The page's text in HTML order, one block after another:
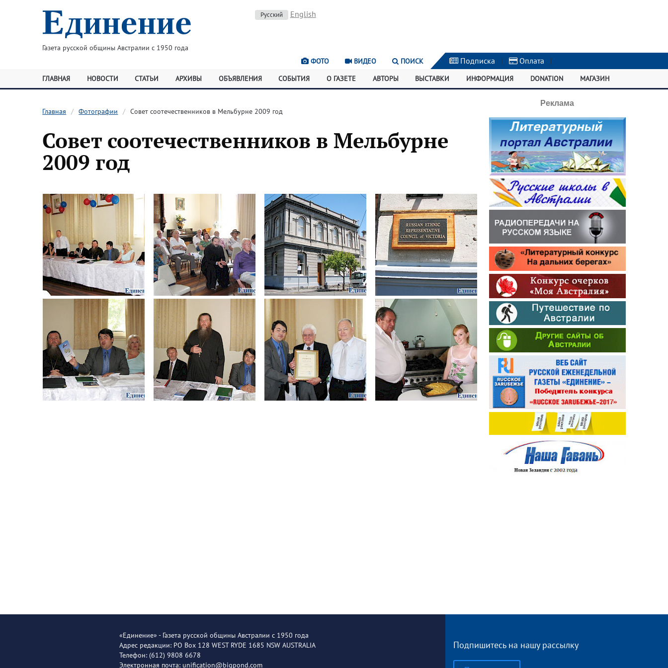
Газета русской общины Австралии с 1950 года
Русский English
ФОТО ВИДЕО ПОИСК Подписка | Оплата |
ГЛАВНАЯ НОВОСТИ СТАТЬИ АРХИВЫ ОБЪЯВЛЕНИЯ СОБЫТИЯ О ГАЗЕТЕ АВТОРЫ ВЫСТАВКИ ИНФОРМАЦИЯ DONATION МАГАЗИН
Главная Фотографии Совет соотечественников в Мельбурне 2009 год
Совет соотечественников в Мельбурне
2009 год
Реклама
«Единение» - Газета русской общины Австралии с 1950 года
Адрес редакции: PO Box 128 WEST RYDE 1685 NSW AUSTRALIA
Телефон: (612) 9808 6678
Электронная почта: unification@bigpond.com
Подпишитесь на нашу рассылку